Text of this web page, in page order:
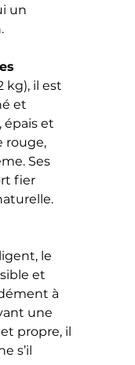
un
kg), il est
et
épais et
rouge,
Ses
fier
le
et
à
une
propre, il
s’il